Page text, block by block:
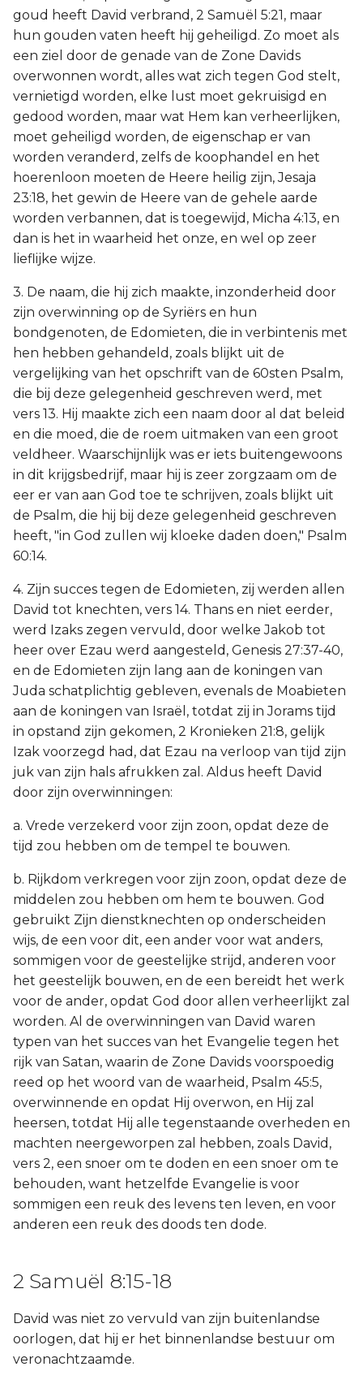
goud heeft David verbrand, 2 Samuël 5:21, maar
hun gouden vaten heeft hij geheiligd. Zo moet als
een ziel door de genade van de Zone Davids
overwonnen wordt, alles wat zich tegen God stelt,
vernietigd worden, elke lust moet gekruisigd en
gedood worden, maar wat Hem kan verheerlijken,
moet geheiligd worden, de eigenschap er van
worden veranderd, zelfs de koophandel en het
hoerenloon moeten de Heere heilig zijn, Jesaja
23:18, het gewin de Heere van de gehele aarde
worden verbannen, dat is toegewijd, Micha 4:13, en
dan is het in waarheid het onze, en wel op zeer
lieflijke wijze.
3. De naam, die hij zich maakte, inzonderheid door
zijn overwinning op de Syriërs en hun
bondgenoten, de Edomieten, die in verbintenis met
hen hebben gehandeld, zoals blijkt uit de
vergelijking van het opschrift van de 60sten Psalm,
die bij deze gelegenheid geschreven werd, met
vers 13. Hij maakte zich een naam door al dat beleid
en die moed, die de roem uitmaken van een groot
veldheer. Waarschijnlijk was er iets buitengewoons
in dit krijgsbedrijf, maar hij is zeer zorgzaam om de
eer er van aan God toe te schrijven, zoals blijkt uit
de Psalm, die hij bij deze gelegenheid geschreven
heeft, "in God zullen wij kloeke daden doen," Psalm
60:14.
4. Zijn succes tegen de Edomieten, zij werden allen
David tot knechten, vers 14. Thans en niet eerder,
werd Izaks zegen vervuld, door welke Jakob tot
heer over Ezau werd aangesteld, Genesis 27:37-40,
en de Edomieten zijn lang aan de koningen van
Juda schatplichtig gebleven, evenals de Moabieten
aan de koningen van Israël, totdat zij in Jorams tijd
in opstand zijn gekomen, 2 Kronieken 21:8, gelijk
Izak voorzegd had, dat Ezau na verloop van tijd zijn
juk van zijn hals afrukken zal. Aldus heeft David
door zijn overwinningen:
a. Vrede verzekerd voor zijn zoon, opdat deze de
tijd zou hebben om de tempel te bouwen.
b. Rijkdom verkregen voor zijn zoon, opdat deze de
middelen zou hebben om hem te bouwen. God
gebruikt Zijn dienstknechten op onderscheiden
wijs, de een voor dit, een ander voor wat anders,
sommigen voor de geestelijke strijd, anderen voor
het geestelijk bouwen, en de een bereidt het werk
voor de ander, opdat God door allen verheerlijkt zal
worden. Al de overwinningen van David waren
typen van het succes van het Evangelie tegen het
rijk van Satan, waarin de Zone Davids voorspoedig
reed op het woord van de waarheid, Psalm 45:5,
overwinnende en opdat Hij overwon, en Hij zal
heersen, totdat Hij alle tegenstaande overheden en
machten neergeworpen zal hebben, zoals David,
vers 2, een snoer om te doden en een snoer om te
behouden, want hetzelfde Evangelie is voor
sommigen een reuk des levens ten leven, en voor
anderen een reuk des doods ten dode.
2 Samuël 8:15-18
David was niet zo vervuld van zijn buitenlandse
oorlogen, dat hij er het binnenlandse bestuur om
veronachtzaamde.